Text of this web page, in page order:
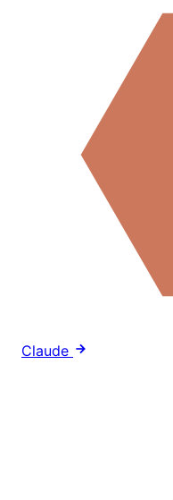
Claude